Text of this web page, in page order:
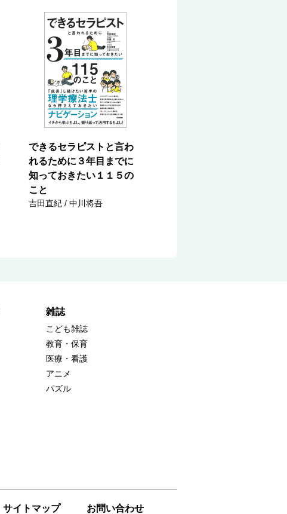
できるセラピストと言わ
れるために３年目までに
知っておきたい１１５の
こと
吉田直紀 / 中川将吾
雑誌
こども雑誌
教育・保育
医療・看護
アニメ
パズル
サイトマップ お問い合わせ